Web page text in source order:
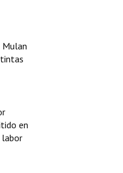
Mulan
en
labor